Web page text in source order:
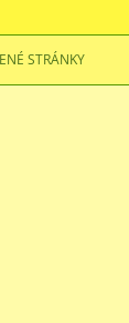
STRÁNKY